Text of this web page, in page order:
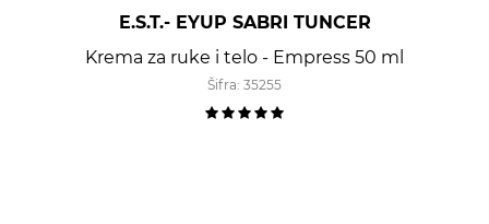
E.S.T.- EYUP SABRI TUNCER
Krema za ruke i telo - Empress 50 ml
Šifra: 35255